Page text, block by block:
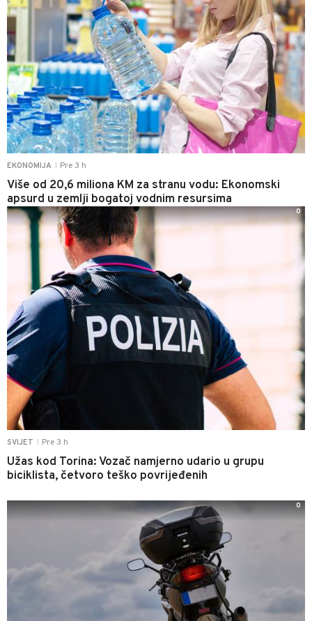
EKONOMIJA Pre 3 h
Više od 20,6 miliona KM za stranu vodu: Ekonomski
apsurd u zemlji bogatoj vodnim resursima
SVIJET Pre 3 h
Užas kod Torina: Vozač namjerno udario u grupu
biciklista, četvoro teško povrijeđenih
0
0